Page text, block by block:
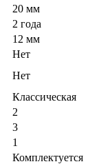
20 мм
2 года
12 мм
Нет
Нет
Классическая
2
3
1
Комплектуется